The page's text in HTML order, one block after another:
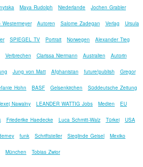
Maya Rudolph Niederlande Jochen Grabler
Westermeyer Autoren Salome Zadegan Verlag Ursula
SPIEGEL TV Portrait Norwegen Alexander Tieg
Verbrechen Clarissa Niermann Australien Autorin
Jung von Matt Afghanistan future!publish Gregor
Hohn BASF Gelsenkirchen Süddeutsche Zeitung
Nawalny LEANDER WATTIG Jobs Medien EU
Friederike Haedecke Luca Schmitt-Walz Türkei USA
funk Schriftsteller Sieglinde Geisel Mexiko
München Tobias Zwior